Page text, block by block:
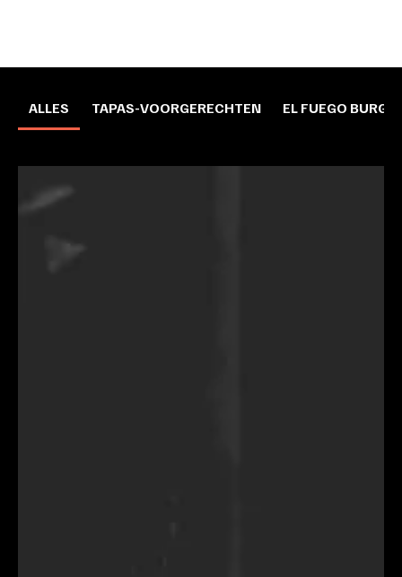
ALLES TAPAS-VOORGERECHTEN EL FUEGO